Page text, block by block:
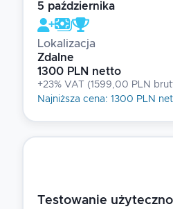
5 października
Lokalizacja
Zdalne
1300 PLN netto
+23% VAT (1599,00 PLN
Najniższa cena: 1300 PLN
Testowanie